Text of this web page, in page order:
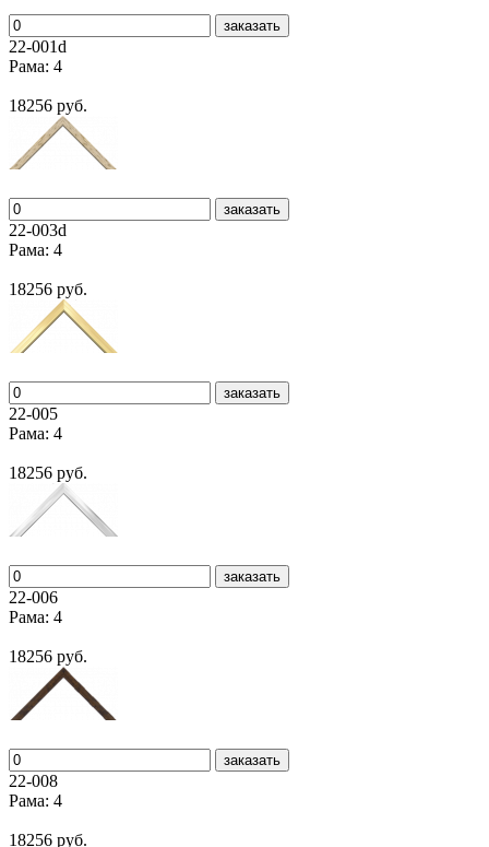
заказать
22-001d
Рама: 4
18256 руб.
заказать
22-003d
Рама: 4
18256 руб.
заказать
22-005
Рама: 4
18256 руб.
заказать
22-006
Рама: 4
18256 руб.
заказать
22-008
Рама: 4
18256 руб.